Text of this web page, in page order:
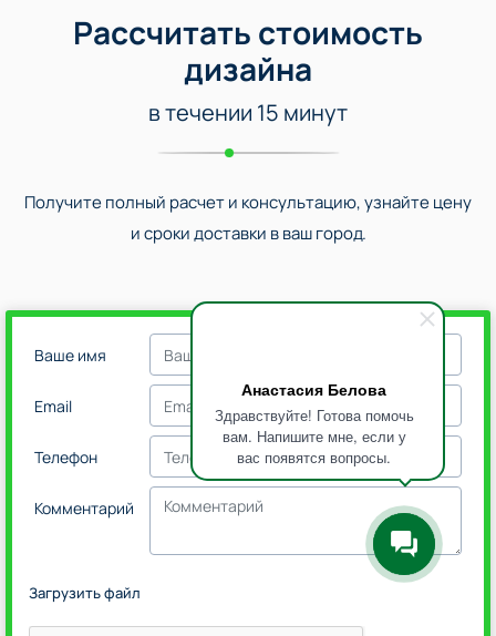
Анастасия Белова
Здравствуйте! Готова помочь
вам. Напишите мне, если у
вас появятся вопросы.
Рассчитать стоимость
дизайна
в течении 15 минут
Получите полный расчет и консультацию, узнайте цену
и сроки доставки в ваш город.
Ваше имя
Email
Телефон
Комментарий
Загрузить файл